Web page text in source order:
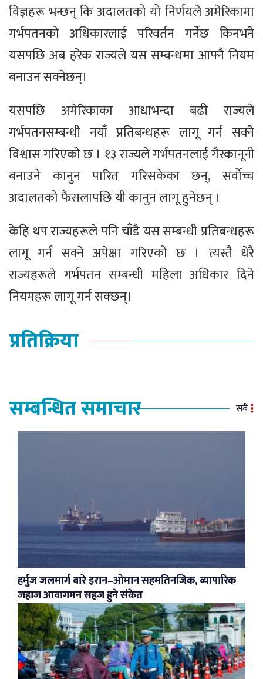
विज्ञहरू भन्छन् कि अदालतको यो निर्णयले अमेरिकामा
गर्भपतनको अधिकारलाई परिवर्तन गर्नेछ किनभने
यसपछि अब हरेक राज्यले यस सम्बन्धमा आफ्नै नियम
बनाउन सक्नेछन्।
यसपछि अमेरिकाका आधाभन्दा बढी राज्यले
गर्भपतनसम्बन्धी नयाँ प्रतिबन्धहरू लागू गर्न सक्ने
विश्वास गरिएको छ । १३ राज्यले गर्भपतनलाई गैरकानूनी
बनाउने कानुन पारित गरिसकेका छन्, सर्वोच्च
अदालतको फैसलापछि यी कानुन लागू हुनेछन् ।
केहि थप राज्यहरूले पनि चाँडै यस सम्बन्धी प्रतिबन्धहरू
लागू गर्न सक्ने अपेक्षा गरिएको छ । त्यस्तै धेरै
राज्यहरूले गर्भपतन सम्बन्धी महिला अधिकार दिने
नियमहरू लागू गर्न सक्छन्।
प्रतिक्रिया
सम्बन्धित समाचार सबै
हर्मुज जलमार्ग बारे इरान–ओमान सहमतिनजिक, व्यापारिक
जहाज आवागमन सहज हुने संकेत